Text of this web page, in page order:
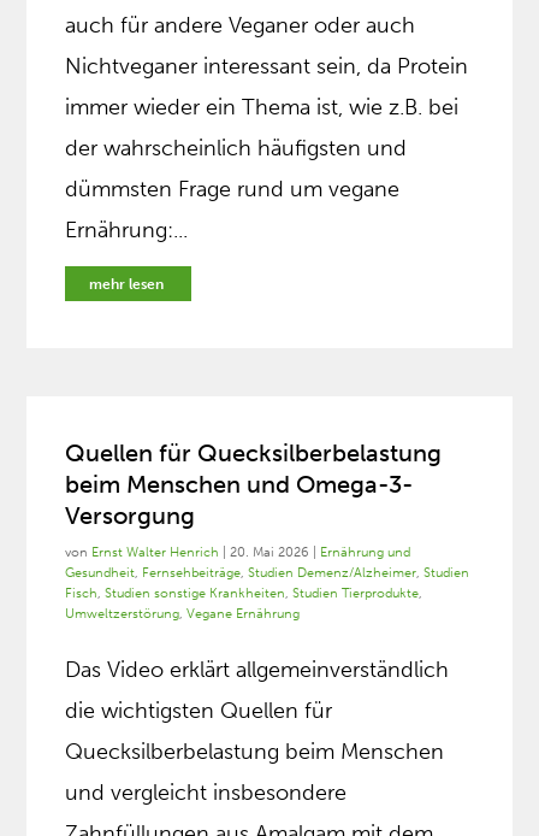
auch für andere Veganer oder auch
Nichtveganer interessant sein, da Protein
immer wieder ein Thema ist, wie z.B. bei
der wahrscheinlich häufigsten und
dümmsten Frage rund um vegane
Ernährung:...
mehr lesen
Quellen für Quecksilberbelastung
beim Menschen und Omega-3-
Versorgung
von Ernst Walter Henrich |20. Mai 2026
Ernährung und
Gesundheit, Fernsehbeiträge,Studien Demenz/Alzheimer,Studien
Fisch,Studien sonstige Krankheiten,Studien Tierprodukte,
Umweltzerstörung,Vegane Ernährung
Das Video erklärt allgemeinverständlich
die wichtigsten Quellen für
Quecksilberbelastung beim Menschen
und vergleicht insbesondere